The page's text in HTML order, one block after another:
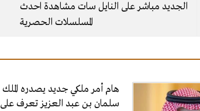
الجديد مباشر على النايل سات مشاهدة احدث
المسلسلات الحصرية
هام أمر ملكي جديد يصدره الملك
سلمان بن عبد العزيز تعرف على